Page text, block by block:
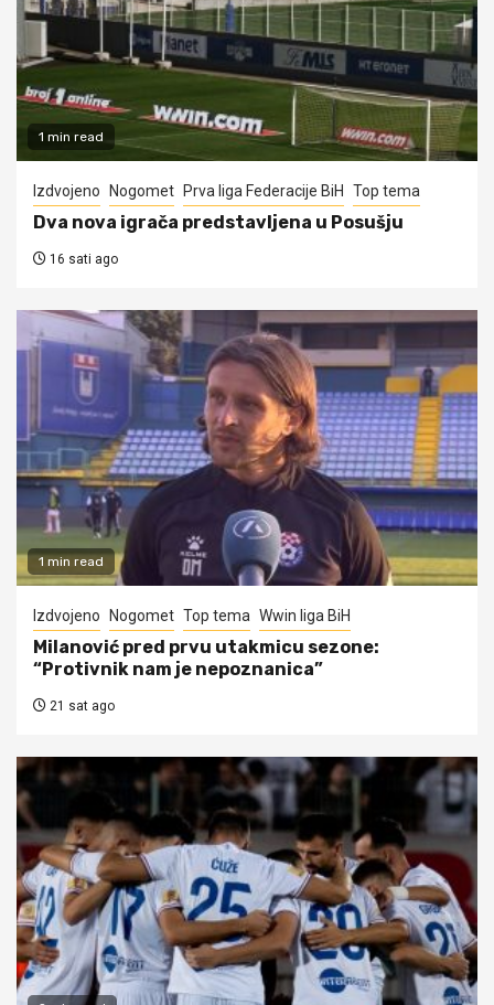
1 min read
Izdvojeno Nogomet Prva liga Federacije BiH Top tema
Dva nova igrača predstavljena u Posušju
16 sati ago
1 min read
Izdvojeno Nogomet Top tema Wwin liga BiH
Milanović pred prvu utakmicu sezone:
“Protivnik nam je nepoznanica”
21 sat ago